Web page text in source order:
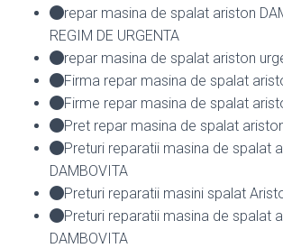
repar masina de spalat ariston
REGIM DE URGENTA
repar masina de spalat ariston
Firma repar masina de spalat
Firme repar masina de spalat
Pret repar masina de spalat
Preturi reparatii masina de spalat
DAMBOVITA
Preturi reparatii masini spalat
Preturi reparatii masina de spalat
DAMBOVITA